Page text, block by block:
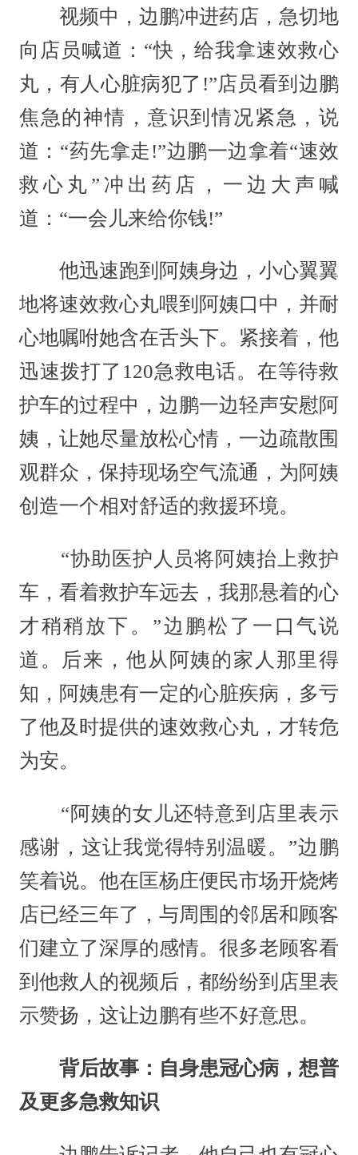
视频中，边鹏冲进药店，急切地
向店员喊道：“快，给我拿速效救心
丸，有人心脏病犯了!”店员看到边鹏
焦急的神情，意识到情况紧急，说
道：“药先拿走!”边鹏一边拿着“速效
救心丸”冲出药店，一边大声喊
道：“一会儿来给你钱!”
他迅速跑到阿姨身边，小心翼翼
地将速效救心丸喂到阿姨口中，并耐
心地嘱咐她含在舌头下。紧接着，他
迅速拨打了120急救电话。在等待救
护车的过程中，边鹏一边轻声安慰阿
姨，让她尽量放松心情，一边疏散围
观群众，保持现场空气流通，为阿姨
创造一个相对舒适的救援环境。
“协助医护人员将阿姨抬上救护
车，看着救护车远去，我那悬着的心
才稍稍放下。”边鹏松了一口气说
道。后来，他从阿姨的家人那里得
知，阿姨患有一定的心脏疾病，多亏
了他及时提供的速效救心丸，才转危
为安。
“阿姨的女儿还特意到店里表示
感谢，这让我觉得特别温暖。”边鹏
笑着说。他在匡杨庄便民市场开烧烤
店已经三年了，与周围的邻居和顾客
们建立了深厚的感情。很多老顾客看
到他救人的视频后，都纷纷到店里表
示赞扬，这让边鹏有些不好意思。
背后故事：自身患冠心病，想普
及更多急救知识